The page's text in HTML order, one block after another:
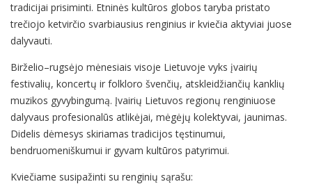
tradicijai prisiminti. Etninės kultūros globos taryba pristato
trečiojo ketvirčio svarbiausius renginius ir kviečia aktyviai juose
dalyvauti.
Birželio–rugsėjo mėnesiais visoje Lietuvoje vyks įvairių
festivalių, koncertų ir folkloro švenčių, atskleidžiančių kanklių
muzikos gyvybingumą. Įvairių Lietuvos regionų renginiuose
dalyvaus profesionalūs atlikėjai, mėgėjų kolektyvai, jaunimas.
Didelis dėmesys skiriamas tradicijos tęstinumui,
bendruomeniškumui ir gyvam kultūros patyrimui.
Kviečiame susipažinti su renginių sąrašu: